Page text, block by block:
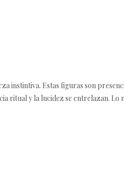
instintiva. Estas figuras son
ritual y la lucidez se entrelazan. Lo